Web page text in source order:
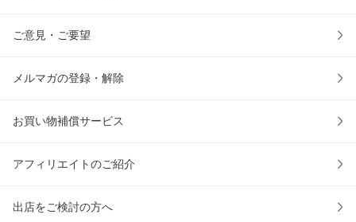
ご意見・ご要望
メルマガの登録・解除
お買い物補償サービス
アフィリエイトのご紹介
出店をご検討の方へ